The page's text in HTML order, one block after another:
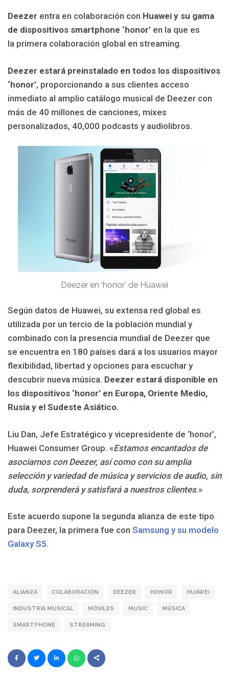
Deezer entra en colaboración con Huawei y su gama
de dispositivos smartphone ‘honor’ en la que es
la primera colaboración global en streaming.
Deezer estará preinstalado en todos los dispositivos
‘honor’, proporcionando a sus clientes acceso
inmediato al amplio catálogo musical de Deezer con
más de 40 millones de canciones, mixes
personalizados, 40,000 podcasts y audiolibros.
Deezer en ‘honor’ de Huawei
Según datos de Huawei, su extensa red global es
utilizada por un tercio de la población mundial y
combinado con la presencia mundial de Deezer que
se encuentra en 180 países dará a los usuarios mayor
flexibilidad, libertad y opciones para escuchar y
descubrir nueva música. Deezer estará disponible en
los dispositivos ‘honor’ en Europa, Oriente Medio,
Rusia y el Sudeste Asiático.
Liu Dan, Jefe Estratégico y vicepresidente de ‘honor’,
Huawei Consumer Group. «Estamos encantados de
asociarnos con Deezer, así como con su amplia
selección y variedad de música y servicios de audio, sin
duda, sorprenderá y satisfará a nuestros clientes.»
Este acuerdo supone la segunda alianza de este tipo
para Deezer, la primera fue con Samsung y su modelo
Galaxy S5.
ALIANZA COLABORACIÓN DEEZER HONOR HUAWEI
INDUSTRIA MUSICAL MÓVILES MUSIC MÚSICA
SMARTPHONE STREAMING